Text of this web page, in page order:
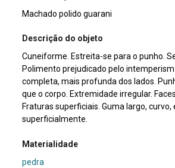
Machado polido guarani
Descrição do objeto
Cuneiforme. Estreita-se para o punho.
Polimento prejudicado pelo
completa, mais profunda dos lados.
que o corpo. Extremidade irregular.
Fraturas superficiais. Guma largo,
superficialmente.
Materialidade
pedra